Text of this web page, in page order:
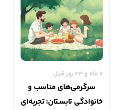
11 ماه و 23 روز قبل
سرگرمی‌های مناسب و
خانوادگی تابستان: تجربه‌ای